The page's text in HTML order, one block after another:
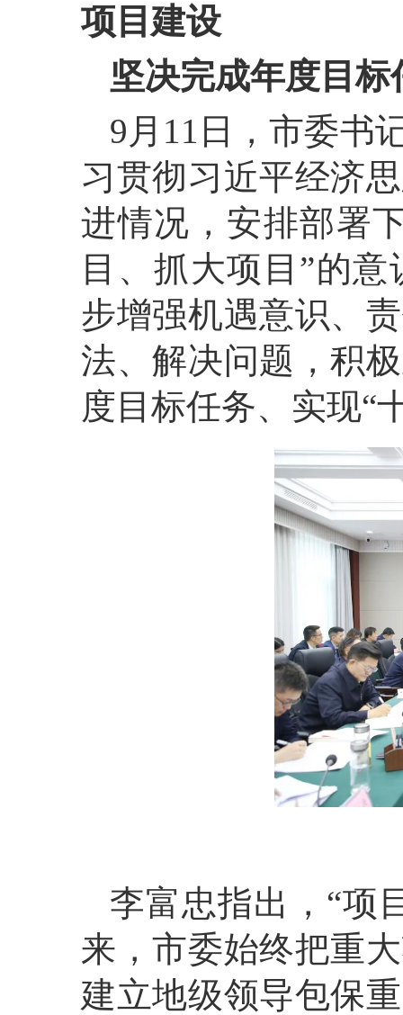
项目建设
坚决完成年度目
9月11日，市委书
习贯彻习近平经济
进情况，安排部署
目、抓大项目”的
步增强机遇意识、
法、解决问题，积
度目标任务、实现“
李富忠指出，“项
来，市委始终把重
建立地级领导包保